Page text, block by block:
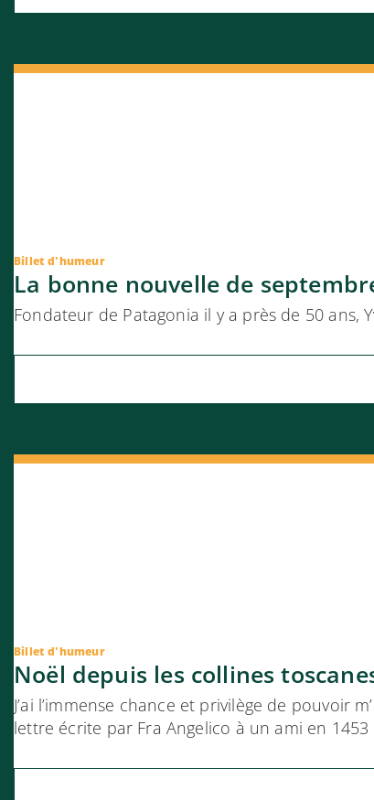
Billet d'humeur
La bonne nouvelle de
Fondateur de Patagonia il y a près de 50
Billet d'humeur
Noël depuis les collines
J’ai l’immense chance et privilège de pouvoir
lettre écrite par Fra Angelico à un ami en 1453